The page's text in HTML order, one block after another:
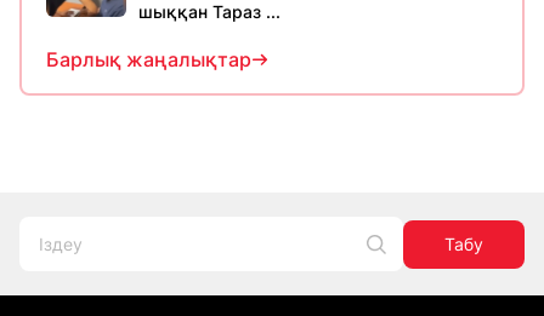
шыққан Тараз ...
Барлық жаңалықтар
Табу